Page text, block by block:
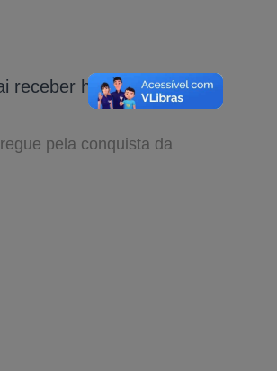
receber homenagem da
pela conquista da